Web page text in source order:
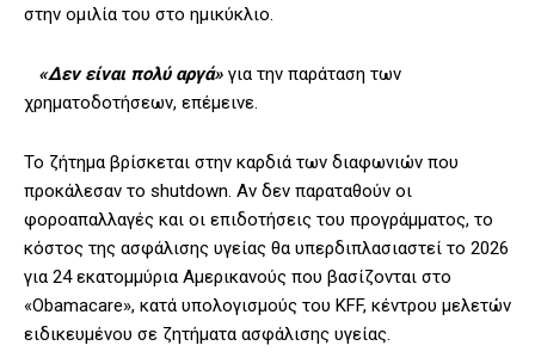
στην ομιλία του στο ημικύκλιο.
«Δεν είναι πολύ αργά» για την παράταση των
χρηματοδοτήσεων, επέμεινε.
Το ζήτημα βρίσκεται στην καρδιά των διαφωνιών που
προκάλεσαν το shutdown. Αν δεν παραταθούν οι
φοροαπαλλαγές και οι επιδοτήσεις του προγράμματος, το
κόστος της ασφάλισης υγείας θα υπερδιπλασιαστεί το 2026
για 24 εκατομμύρια Αμερικανούς που βασίζονται στο
«Obamacare», κατά υπολογισμούς του KFF, κέντρου μελετών
ειδικευμένου σε ζητήματα ασφάλισης υγείας.